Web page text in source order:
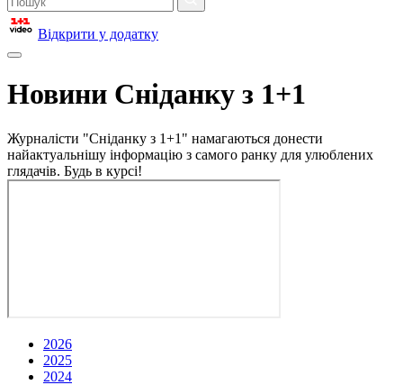
Відкрити у додатку
Новини Сніданку з 1+1
Журналісти "Сніданку з 1+1" намагаються донести
найактуальнішу інформацію з самого ранку для улюблених
глядачів. Будь в курсі!
2026
2025
2024